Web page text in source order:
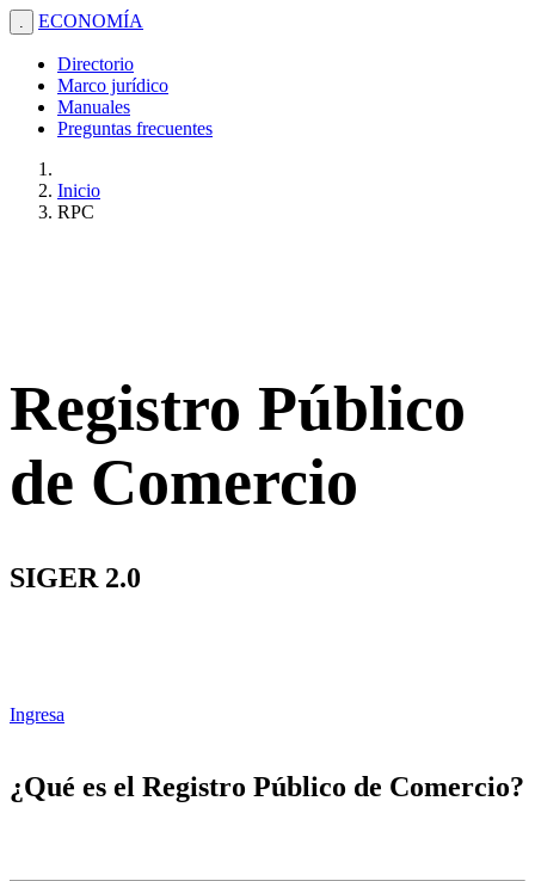
. ECONOMÍA
Directorio
Marco jurídico
Manuales
Preguntas frecuentes
Inicio
RPC
Registro Público
de Comercio
SIGER 2.0
Ingresa
¿Qué es el Registro Público de Comercio?